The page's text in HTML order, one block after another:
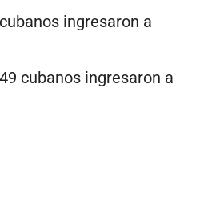
ingresaron a
cubanos ingresaron a